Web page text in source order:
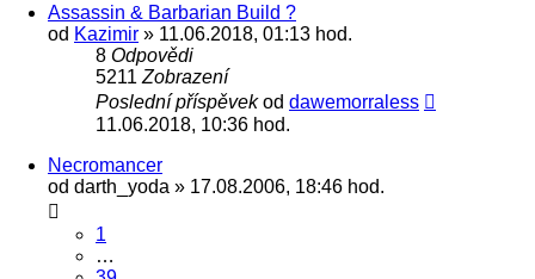
Assassin & Barbarian Build ?
od Kazimir » 11.06.2018, 01:13 hod.
8 Odpovědi
5211 Zobrazení
Poslední příspěvekod dawemorraless
11.06.2018, 10:36 hod.
Necromancer
od darth_yoda » 17.08.2006, 18:46 hod.
1
…